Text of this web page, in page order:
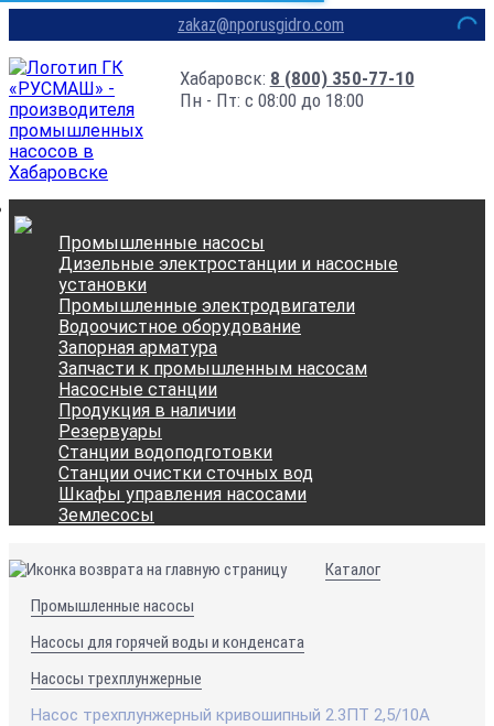
zakaz@nporusgidro.com
Хабаровск: 8 (800) 350-77-10
Пн - Пт: с 08:00 до 18:00
Промышленные насосы
Дизельные электростанции и насосные
установки
Промышленные электродвигатели
Водоочистное оборудование
Запорная арматура
Запчасти к промышленным насосам
Насосные станции
Продукция в наличии
Резервуары
Станции водоподготовки
Станции очистки сточных вод
Шкафы управления насосами
Землесосы
Каталог
Промышленные насосы
Насосы для горячей воды и конденсата
Насосы трехплунжерные
Насос трехплунжерный кривошипный 2.3ПТ 2,5/10А